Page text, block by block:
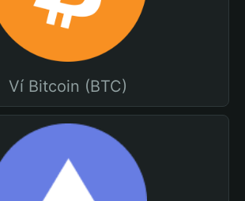
Ví Bitcoin (BTC)